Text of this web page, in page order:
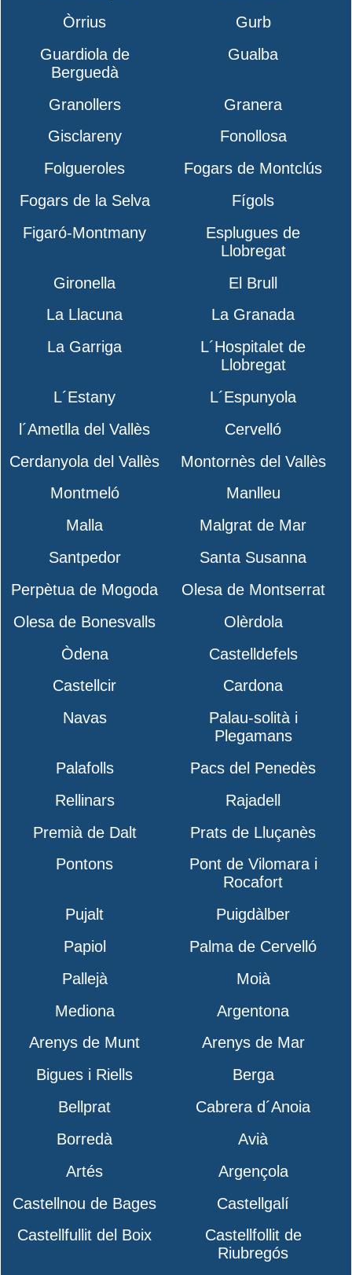
Òrrius
Gurb
Guardiola de
Berguedà
Gualba
Granollers
Granera
Gisclareny
Fonollosa
Folgueroles
Fogars de Montclús
Fogars de la Selva
Fígols
Figaró-Montmany
Esplugues de
Llobregat
Gironella
El Brull
La Llacuna
La Granada
La Garriga
L´Hospitalet de
Llobregat
L´Estany
L´Espunyola
l´Ametlla del Vallès
Cervelló
Cerdanyola del Vallès
Montornès del Vallès
Montmeló
Manlleu
Malla
Malgrat de Mar
Santpedor
Santa Susanna
Perpètua de Mogoda
Olesa de Montserrat
Olesa de Bonesvalls
Olèrdola
Òdena
Castelldefels
Castellcir
Cardona
Navas
Palau-solità i
Plegamans
Palafolls
Pacs del Penedès
Rellinars
Rajadell
Premià de Dalt
Prats de Lluçanès
Pontons
Pont de Vilomara i
Rocafort
Pujalt
Puigdàlber
Papiol
Palma de Cervelló
Pallejà
Moià
Mediona
Argentona
Arenys de Munt
Arenys de Mar
Bigues i Riells
Berga
Bellprat
Cabrera d´Anoia
Borredà
Avià
Artés
Argençola
Castellnou de Bages
Castellgalí
Castellfullit del Boix
Castellfollit de
Riubregós